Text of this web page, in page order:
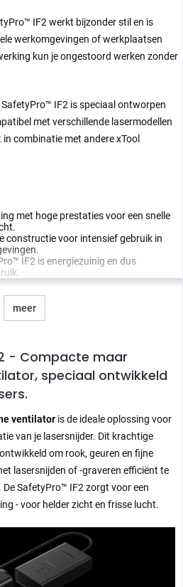
IF2 werkt bijzonder stil en is
werkomgevingen of werkplaatsen
kun je ongestoord werken zonder
SafetyPro™ IF2 is speciaal ontworpen
met verschillende lasermodellen
combinatie met andere xTool
met hoge prestaties voor een snelle
constructie voor intensief gebruik in
IF2 is energiezuinig en dus
hobbygebruikers en
optimale luchtkwaliteit en veiligheid
SafetyPro™ IF2 buisventilator is
laserprojecten wil realiseren in een
meer
- Compacte maar
speciaal ontwikkeld
ventilator is de ideale oplossing voor
van je lasersnijder. Dit krachtige
om rook, geuren en fijne
lasersnijden of -graveren efficiënt te
SafetyPro™ IF2 zorgt voor een
- voor helder zicht en frisse lucht.